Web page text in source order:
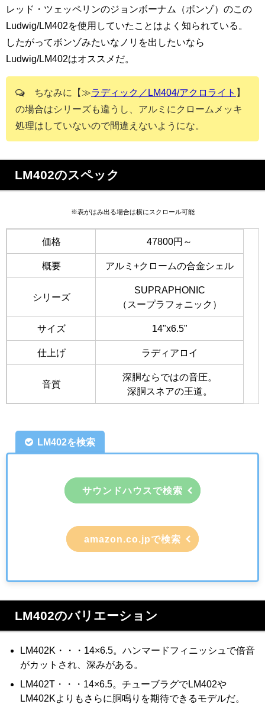
レッド・ツェッペリンのジョンボーナム（ボンゾ）のこの
Ludwig/LM402を使用していたことはよく知られている。
したがってボンゾみたいなノリを出したいなら
Ludwig/LM402はオススメだ。
ちなみに【≫ラディック／LM404/アクロライト 】
の場合はシリーズも違うし、アルミにクロームメッキ
処理はしていないので間違えないようにな。
LM402のスペック
※表がはみ出る場合は横にスクロール可能
価格 47800円～
概要 アルミ+クロームの合金シェル
シリーズ
SUPRAPHONIC
（スープラフォニック）
サイズ 14"x6.5"
仕上げ ラディアロイ
音質
深胴ならではの音圧。
深胴スネアの王道。
LM402を検索
サウンドハウスで検索
amazon.co.jpで検索
LM402のバリエーション
LM402K・・・14×6.5。ハンマードフィニッシュで倍音
がカットされ、深みがある。
LM402T・・・14×6.5。チューブラグでLM402や
LM402Kよりもさらに胴鳴りを期待できるモデルだ。